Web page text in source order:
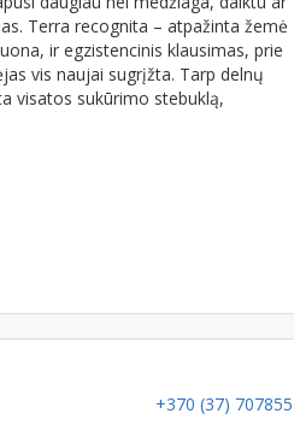
Terra recognita – atpažinta žemė
ir egzistencinis klausimas, prie
vis naujai sugrįžta. Tarp delnų
visatos sukūrimo stebuklą,
+370 (37) 707855